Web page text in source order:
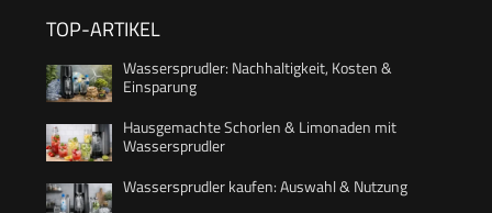
TOP-ARTIKEL
Wassersprudler: Nachhaltigkeit, Kosten &
Einsparung
Hausgemachte Schorlen & Limonaden mit
Wassersprudler
Wassersprudler kaufen: Auswahl & Nutzung